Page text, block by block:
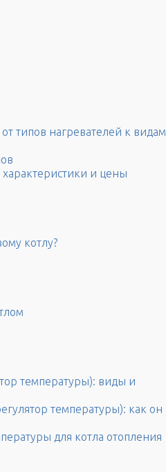
типов нагревателей к видам
и цены
котлу?
температуры): виды и
температуры): как он
для котла отопления